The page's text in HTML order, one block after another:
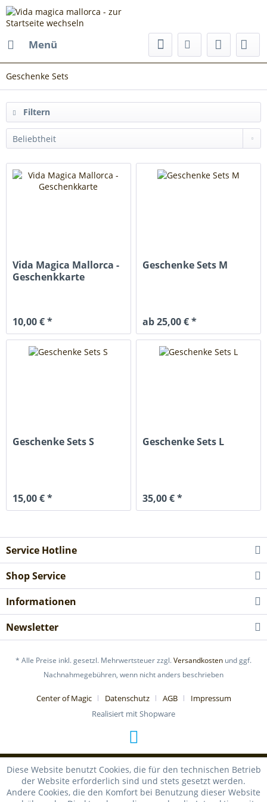
Menü
Geschenke Sets
Filtern
Vida Magica Mallorca -
Geschenkkarte
10,00 € *
Geschenke Sets M
ab 25,00 € *
Geschenke Sets S
15,00 € *
Geschenke Sets L
35,00 € *
Service Hotline
Shop Service
Informationen
Newsletter
* Alle Preise inkl. gesetzl. Mehrwertsteuer zzgl.Versandkosten und ggf.
Nachnahmegebühren, wenn nicht anders beschrieben
Center of Magic Datenschutz AGB
Impressum
Realisiert mit Shopware
Diese Website benutzt Cookies, die für den technischen Betrieb
der Website erforderlich sind und stets gesetzt werden.
Andere Cookies, die den Komfort bei Benutzung dieser Website